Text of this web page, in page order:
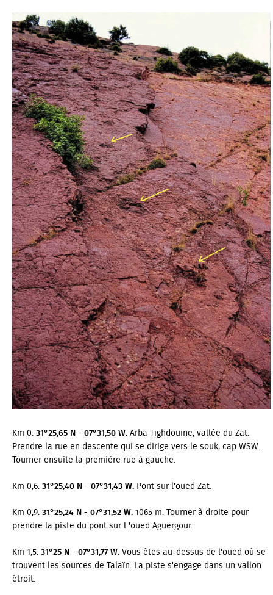
Km 0.31°25,65 N - 07°31,50 W.Arba Tighdouine, vallée du Zat.
Prendre la rue en descente qui se dirige vers le souk, cap WSW.
Tourner ensuite la première rue à gauche.
Km 0,6.31°25,40 N - 07°31,43 W. Pont sur l'oued Zat.
Km 0,9.31°25,24 N - 07°31,52 W.1065 m. Tourner à droite pour
prendre la piste du pont sur l 'oued Aguergour.
Km 1,5.31°25 N - 07°31,77 W.Vous êtes au-dessus de l'oued où se
trouvent les sources de Talaïn. La piste s'engage dans un vallon
étroit.